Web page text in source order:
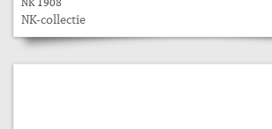
NK-collectie